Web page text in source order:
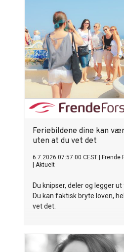
Feriebildene dine kan
uten at du vet det
6.7.2026 07:57:00 CEST
Frende
Aktuelt
Du knipser, deler og legger
Du kan faktisk bryte loven,
vet det.